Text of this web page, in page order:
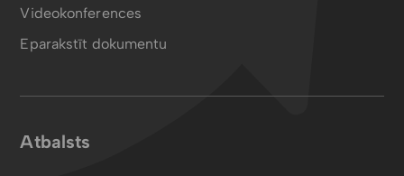
Videokonferences
Eparakstīt dokumentu
Atbalsts